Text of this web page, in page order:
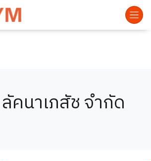
คนาเภสัช จำกัด